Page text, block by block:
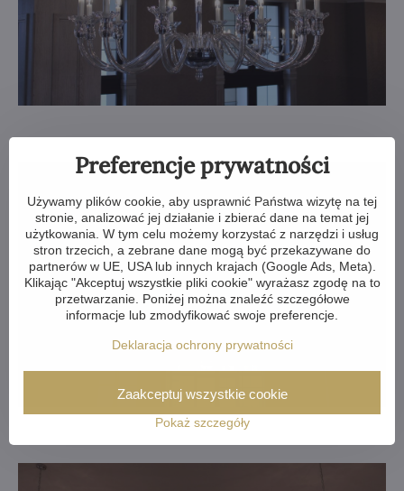
Preferencje prywatności
Używamy plików cookie, aby usprawnić Państwa wizytę na tej
stronie, analizować jej działanie i zbierać dane na temat jej
użytkowania. W tym celu możemy korzystać z narzędzi i usług
stron trzecich, a zebrane dane mogą być przekazywane do
partnerów w UE, USA lub innych krajach (Google Ads, Meta).
Klikając "Akceptuj wszystkie pliki cookie" wyrażasz zgodę na to
przetwarzanie. Poniżej można znaleźć szczegółowe
informacje lub zmodyfikować swoje preferencje.
Deklaracja ochrony prywatności
Pokaż szczegóły
Zaakceptuj wszystkie cookie